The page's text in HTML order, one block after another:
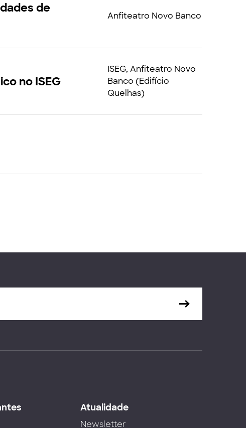
de
Anfiteatro Novo Banco
no ISEG
ISEG, Anfiteatro Novo
Banco (Edifício
Quelhas)
Atualidade
Newsletter